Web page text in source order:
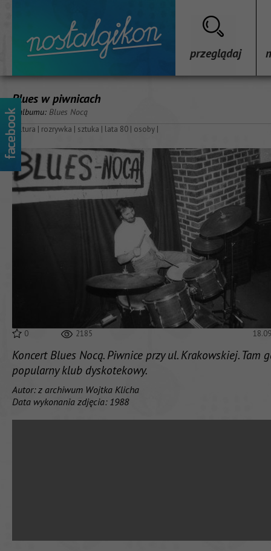
przeglądaj
Blues w piwnicach
z albumu: Blues Nocą
kultura | rozrywka | sztuka | lata 80 | osoby |
0 2185
Koncert Blues Nocą. Piwnice przy ul. Krakowskiej. Tam
popularny klub dyskotekowy.
Autor: z archiwum Wojtka Klicha
Data wykonania zdjęcia: 1988